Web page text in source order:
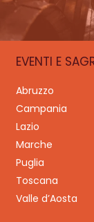
EVENTI E
Abruzzo
Campania
Lazio
Marche
Puglia
Toscana
Valle d’Aosta